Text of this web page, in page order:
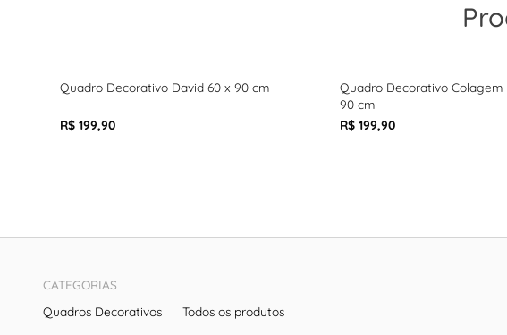
Quadro Decorativo David 60 x 90 cm
R$ 199,90
Quadro Decorativo Colagem
90 cm
R$ 199,90
CATEGORIAS
Quadros Decorativos
Todos os produtos